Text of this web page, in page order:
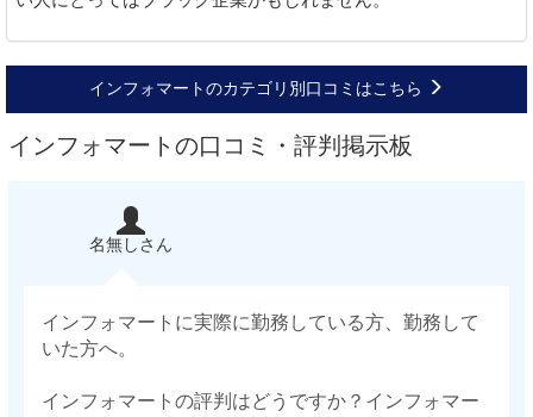
インフォマートのカテゴリ別口コミはこちら
インフォマートの口コミ・評判掲示板
名無しさん
インフォマートに実際に勤務している方、勤務して
いた方へ。
インフォマートの評判はどうですか？インフォマー